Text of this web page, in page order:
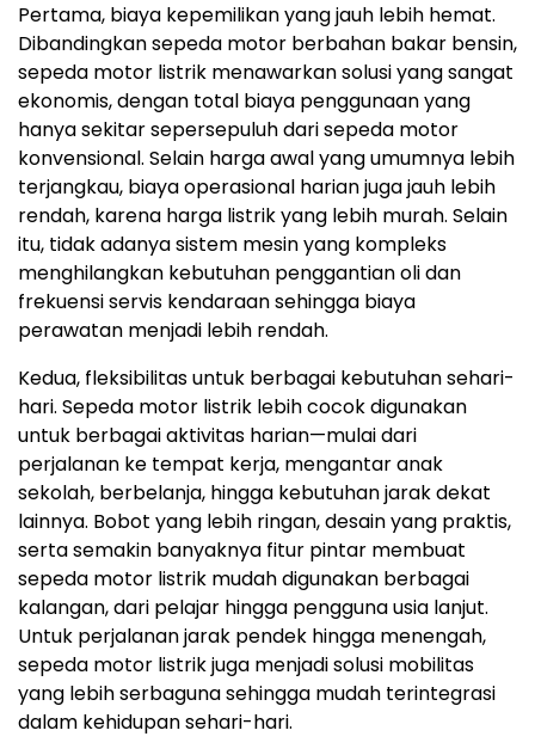
Pertama, biaya kepemilikan yang jauh lebih hemat.
Dibandingkan sepeda motor berbahan bakar bensin,
sepeda motor listrik menawarkan solusi yang sangat
ekonomis, dengan total biaya penggunaan yang
hanya sekitar sepersepuluh dari sepeda motor
konvensional. Selain harga awal yang umumnya lebih
terjangkau, biaya operasional harian juga jauh lebih
rendah, karena harga listrik yang lebih murah. Selain
itu, tidak adanya sistem mesin yang kompleks
menghilangkan kebutuhan penggantian oli dan
frekuensi servis kendaraan sehingga biaya
perawatan menjadi lebih rendah.
Kedua, fleksibilitas untuk berbagai kebutuhan sehari-
hari. Sepeda motor listrik lebih cocok digunakan
untuk berbagai aktivitas harian—mulai dari
perjalanan ke tempat kerja, mengantar anak
sekolah, berbelanja, hingga kebutuhan jarak dekat
lainnya. Bobot yang lebih ringan, desain yang praktis,
serta semakin banyaknya fitur pintar membuat
sepeda motor listrik mudah digunakan berbagai
kalangan, dari pelajar hingga pengguna usia lanjut.
Untuk perjalanan jarak pendek hingga menengah,
sepeda motor listrik juga menjadi solusi mobilitas
yang lebih serbaguna sehingga mudah terintegrasi
dalam kehidupan sehari-hari.